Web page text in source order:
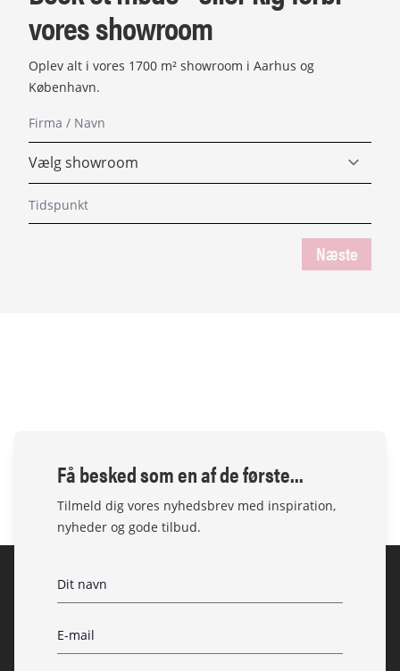
vores showroom
Oplev alt i vores 1700 m² showroom i Aarhus og
København.
Næste
Få besked som en af de første...
Tilmeld dig vores nyhedsbrev med inspiration,
nyheder og gode tilbud.